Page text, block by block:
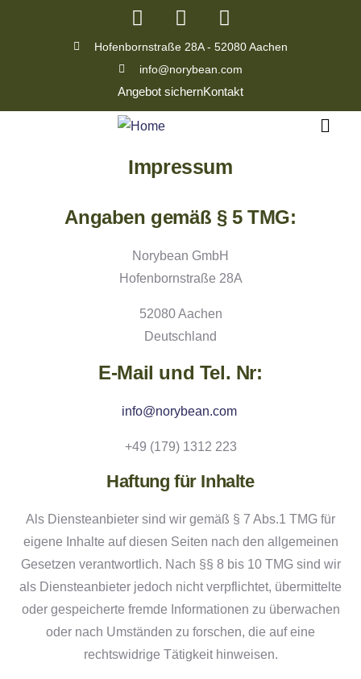
Hofenbornstraße 28A - 52080 Aachen
info@norybean.com
Angebot sichernKontakt
Impressum
Angaben gemäß § 5 TMG:
Norybean GmbH
Hofenbornstraße 28A
52080 Aachen
Deutschland
E-Mail und Tel. Nr:
info@norybean.com
+49 (179) 1312 223
Haftung für Inhalte
Als Diensteanbieter sind wir gemäß § 7 Abs.1 TMG für
eigene Inhalte auf diesen Seiten nach den allgemeinen
Gesetzen verantwortlich. Nach §§ 8 bis 10 TMG sind wir
als Diensteanbieter jedoch nicht verpflichtet, übermittelte
oder gespeicherte fremde Informationen zu überwachen
oder nach Umständen zu forschen, die auf eine
rechtswidrige Tätigkeit hinweisen.